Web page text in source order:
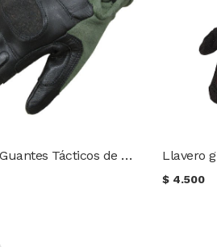
HK220: Guantes Tácticos de KEVLAR Llavero
$ 4.500